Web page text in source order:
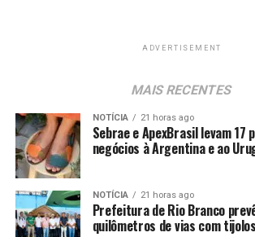
ADVERTISEMENT
MAIS RECENTES
NOTÍCIA 21 horas ago
Sebrae e ApexBrasil levam 17
negócios à Argentina e ao
NOTÍCIA 21 horas ago
Prefeitura de Rio Branco
quilômetros de vias com